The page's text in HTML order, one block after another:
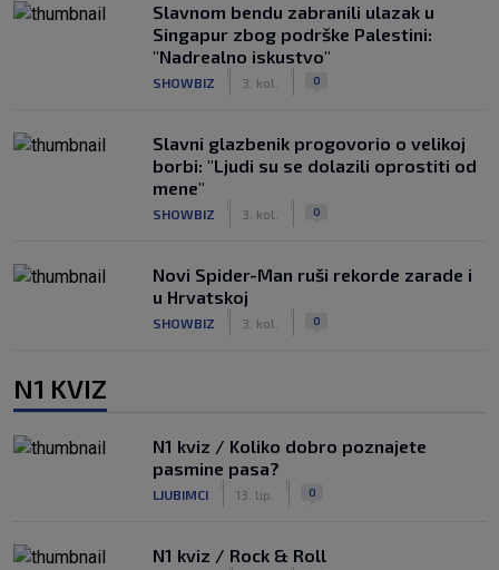
Slavnom bendu zabranili ulazak u
Singapur zbog podrške Palestini:
"Nadrealno iskustvo"
SHOWBIZ 3. kol. 0
Slavni glazbenik progovorio o velikoj
borbi: "Ljudi su se dolazili oprostiti od
mene"
SHOWBIZ 3. kol. 0
Novi Spider-Man ruši rekorde zarade i
u Hrvatskoj
SHOWBIZ 3. kol. 0
N1 KVIZ
N1 kviz / Koliko dobro poznajete
pasmine pasa?
LJUBIMCI 13. lip. 0
N1 kviz / Rock & Roll